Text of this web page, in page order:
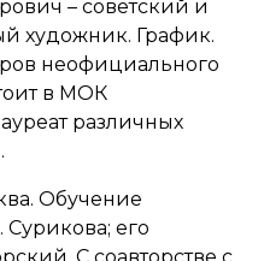
– советский и
художник. График.
неофициального
в МОК
различных
Обучение
его